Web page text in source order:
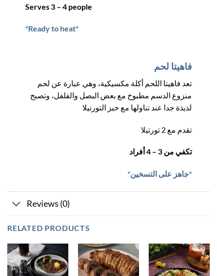
Serves 3 – 4 people
*Ready to heat*
فاهيتا لحم
تعد فاهيتا اللحم أكلة مكسيكية، وهي عبارة عن لحم
منزوع الدسم مطبوخ مع بعض البصل والفلفل، وتصبح
لذيذة جدا عند تناولها مع خبز التورتيلا
تقدم مع 2 تورتيلا
تكفي من 3 – 4 أفراد
*جاهز على التسخين*
Reviews (0)
RELATED PRODUCTS